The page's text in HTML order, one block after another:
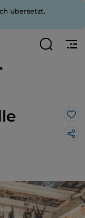
übersetzt.